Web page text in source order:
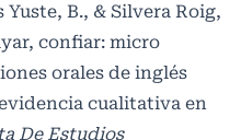
B., & Silvera Roig,
confiar: micro
orales de inglés
cualitativa en
De Estudios